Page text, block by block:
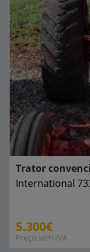
Trator
International
5.300€
Preço sem IVA